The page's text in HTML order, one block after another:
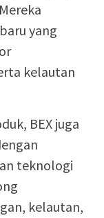
yang
kelautan
BEX juga
teknologi
kelautan,